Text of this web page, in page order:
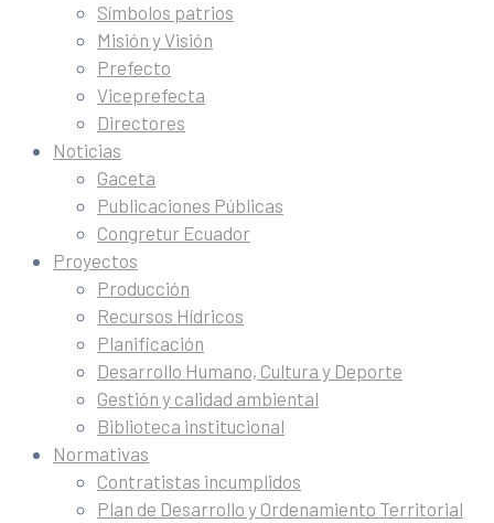
Símbolos patrios
Misión y Visión
Prefecto
Viceprefecta
Directores
Noticias
Gaceta
Publicaciones Públicas
Congretur Ecuador
Proyectos
Producción
Recursos Hídricos
Planificación
Desarrollo Humano, Cultura y Deporte
Gestión y calidad ambiental
Biblioteca institucional
Normativas
Contratistas incumplidos
Plan de Desarrollo y Ordenamiento Territorial